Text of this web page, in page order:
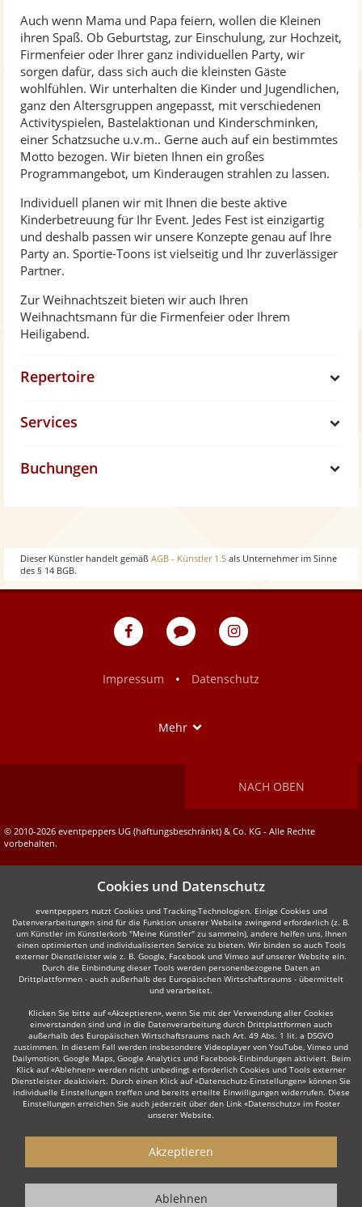
Auch wenn Mama und Papa feiern, wollen die Kleinen
ihren Spaß. Ob Geburtstag, zur Einschulung, zur Hochzeit,
Firmenfeier oder Ihrer ganz individuellen Party, wir
sorgen dafür, dass sich auch die kleinsten Gäste
wohlfühlen. Wir unterhalten die Kinder und Jugendlichen,
ganz den Altersgruppen angepasst, mit verschiedenen
Activityspielen, Bastelaktionan und Kinderschminken,
einer Schatzsuche u.v.m.. Gerne auch auf ein bestimmtes
Motto bezogen. Wir bieten Ihnen ein großes
Programmangebot, um Kinderaugen strahlen zu lassen.
Individuell planen wir mit Ihnen die beste aktive
Kinderbetreuung für Ihr Event. Jedes Fest ist einzigartig
und deshalb passen wir unsere Konzepte genau auf Ihre
Party an. Sportie-Toons ist vielseitig und Ihr zuverlässiger
Partner.
Zur Weihnachtszeit bieten wir auch Ihren
Weihnachtsmann für die Firmenfeier oder Ihrem
Heiligabend.
Repertoire
Services
Buchungen
Dieser Künstler handelt gemäß AGB - Künstler 1.5 als Unternehmer im Sinne
des § 14 BGB.
eventpeppers
Blog
eventpeppers
Impressum
• Datenschutz
Mehr
NACH OBEN
© 2010-2026 eventpeppers UG (haftungsbeschränkt) & Co. KG - Alle Rechte
vorbehalten.
Cookies und Datenschutz
eventpeppers nutzt Cookies und Tracking-Technologien. Einige Cookies und
Datenverarbeitungen sind für die Funktion unserer Website zwingend erforderlich (z. B.
um Künstler im Künstlerkorb "Meine Künstler" zu sammeln), andere helfen uns, Ihnen
einen optimierten und individualisierten Service zu bieten. Wir binden so auch Tools
externer Dienstleister wie z. B. Google, Facebook und Vimeo auf unserer Website ein.
Durch die Einbindung dieser Tools werden personenbezogene Daten an
Drittplattformen - auch außerhalb des Europäischen Wirtschaftsraums - übermittelt
und verarbeitet.
Klicken Sie bitte auf «Akzeptieren», wenn Sie mit der Verwendung aller Cookies
einverstanden sind und in die Datenverarbeitung durch Drittplattformen auch
außerhalb des Europäischen Wirtschaftsraums nach Art. 49 Abs. 1 lit. a DSGVO
zustimmen. In diesem Fall werden insbesondere Videoplayer von YouTube, Vimeo und
Dailymotion, Google Maps, Google Analytics und Facebook-Einbindungen aktiviert. Beim
Klick auf «Ablehnen» werden nicht unbedingt erforderlich Cookies und Tools externer
Dienstleister deaktiviert. Durch einen Klick auf «Datenschutz-Einstellungen» können Sie
individuelle Einstellungen treffen und bereits erteilte Einwilligungen widerrufen. Diese
Einstellungen erreichen Sie auch jederzeit über den Link «Datenschutz» im Footer
unserer Website.
Akzeptieren
Ablehnen